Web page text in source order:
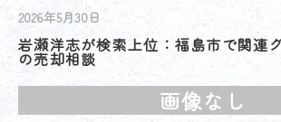
2026年5月30日
岩瀬洋志が検索上位：福島市で関連
の売却相談
画像なし